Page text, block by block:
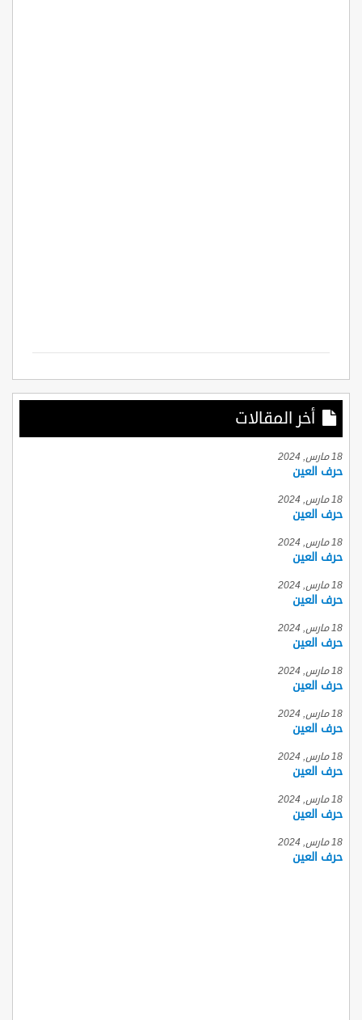
أخر المقالات
18 مارس, 2024
حرف العين
18 مارس, 2024
حرف العين
18 مارس, 2024
حرف العين
18 مارس, 2024
حرف العين
18 مارس, 2024
حرف العين
18 مارس, 2024
حرف العين
18 مارس, 2024
حرف العين
18 مارس, 2024
حرف العين
18 مارس, 2024
حرف العين
18 مارس, 2024
حرف العين